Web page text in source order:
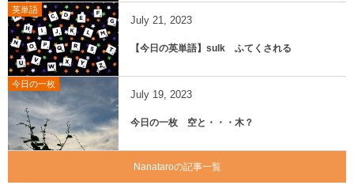
英単語
July 21, 2023
【今日の英単語】sulk ふてくされる
今日の一枚
July 19, 2023
今日の一枚 空と・・・木？
Nanataroの記事一覧